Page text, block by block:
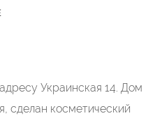
Украинская 14. Дом
сделан косметический